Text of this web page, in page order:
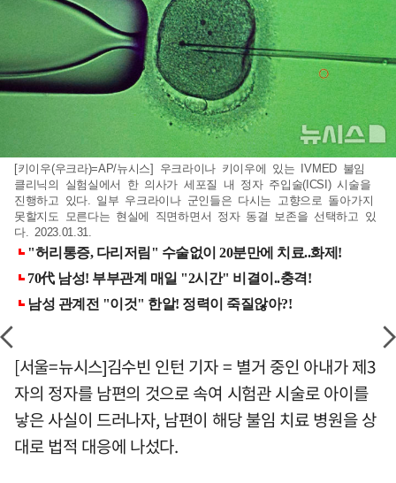
[키이우(우크라)=AP/뉴시스] 우크라이나 키이우에 있는 IVMED 불임
클리닉의 실험실에서 한 의사가 세포질 내 정자 주입술(ICSI) 시술을
진행하고 있다. 일부 우크라이나 군인들은 다시는 고향으로 돌아가지
못할지도 모른다는 현실에 직면하면서 정자 동결 보존을 선택하고 있
다. 2023.01.31.
[서울=뉴시스]김수빈 인턴 기자 = 별거 중인 아내가 제3
자의 정자를 남편의 것으로 속여 시험관 시술로 아이를
낳은 사실이 드러나자, 남편이 해당 불임 치료 병원을 상
대로 법적 대응에 나섰다.